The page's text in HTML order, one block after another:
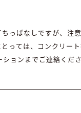
っぱなしですが、注
っては、コンクリー
ョンまでご連絡くださ